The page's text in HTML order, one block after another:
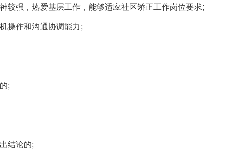
较强，热爱基层工作，能够适应社区矫正工作岗位要求;
操作和沟通协调能力;
;
结论的;